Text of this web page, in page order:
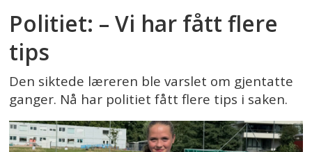
Politiet: – Vi har fått flere
tips
Den siktede læreren ble varslet om gjentatte
ganger. Nå har politiet fått flere tips i saken.